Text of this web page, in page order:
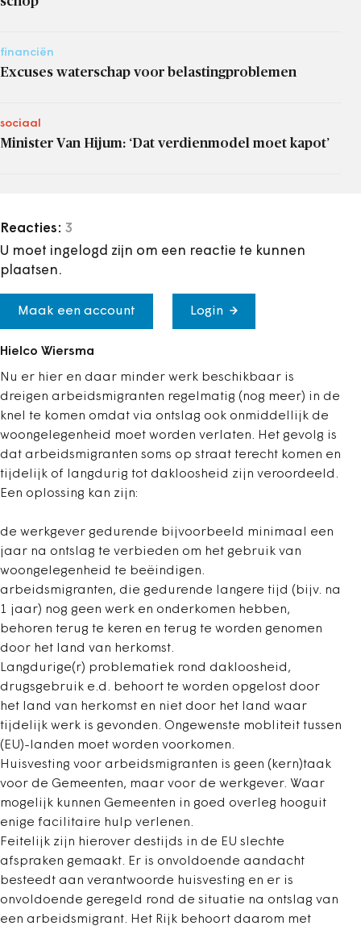
financiën
Excuses waterschap voor belastingproblemen
sociaal
Minister Van Hijum: ‘Dat verdienmodel moet kapot’
Reacties: 3
U moet ingelogd zijn om een reactie te kunnen
plaatsen.
Maak een account Login
Hielco Wiersma
Nu er hier en daar minder werk beschikbaar is
dreigen arbeidsmigranten regelmatig (nog meer) in de
knel te komen omdat via ontslag ook onmiddellijk de
woongelegenheid moet worden verlaten. Het gevolg is
dat arbeidsmigranten soms op straat terecht komen en
tijdelijk of langdurig tot dakloosheid zijn veroordeeld.
Een oplossing kan zijn:
de werkgever gedurende bijvoorbeeld minimaal een
jaar na ontslag te verbieden om het gebruik van
woongelegenheid te beëindigen.
arbeidsmigranten, die gedurende langere tijd (bijv. na
1 jaar) nog geen werk en onderkomen hebben,
behoren terug te keren en terug te worden genomen
door het land van herkomst.
Langdurige(r) problematiek rond dakloosheid,
drugsgebruik e.d. behoort te worden opgelost door
het land van herkomst en niet door het land waar
tijdelijk werk is gevonden. Ongewenste mobliteit tussen
(EU)-landen moet worden voorkomen.
Huisvesting voor arbeidsmigranten is geen (kern)taak
voor de Gemeenten, maar voor de werkgever. Waar
mogelijk kunnen Gemeenten in goed overleg hooguit
enige facilitaire hulp verlenen.
Feitelijk zijn hierover destijds in de EU slechte
afspraken gemaakt. Er is onvoldoende aandacht
besteedt aan verantwoorde huisvesting en er is
onvoldoende geregeld rond de situatie na ontslag van
een arbeidsmigrant. Het Rijk behoort daarom met